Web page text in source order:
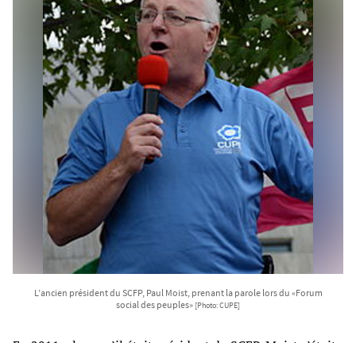
L’ancien président du SCFP, Paul Moist, prenant la parole lors du «Forum
social des peuples» [Photo: CUPE]